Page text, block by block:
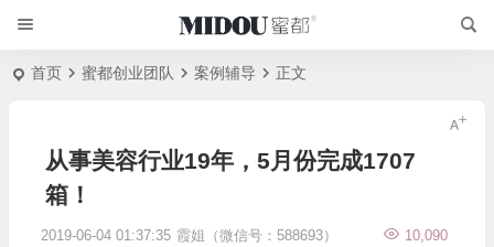
首页 蜜都创业团队 案例辅导 正文
从事美容行业19年，5月份完成1707
箱！
2019-06-04 01:37:35 霞姐（微信号：588693）
10,090